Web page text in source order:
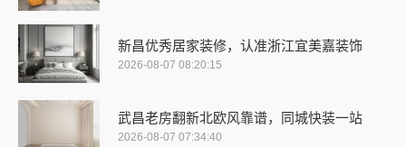
新昌优秀居家装修，认准浙江宜美嘉装饰
2026-08-07 08:20:15
武昌老房翻新北欧风靠谱，同城快装一站
2026-08-07 07:34:40